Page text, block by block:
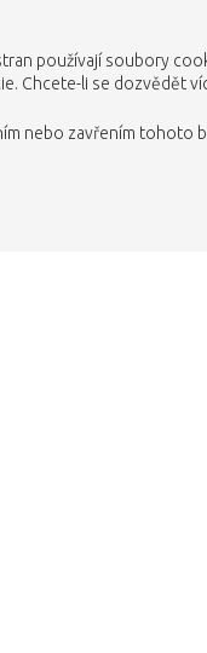
používají soubory
Chcete-li se dozvědět
nebo zavřením tohoto